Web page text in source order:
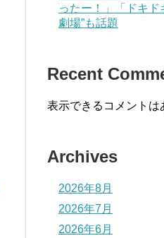
ったー！」「ドキド
劇場”も話題
Recent
表示できるコメントは
Archives
2026年8月
2026年7月
2026年6月